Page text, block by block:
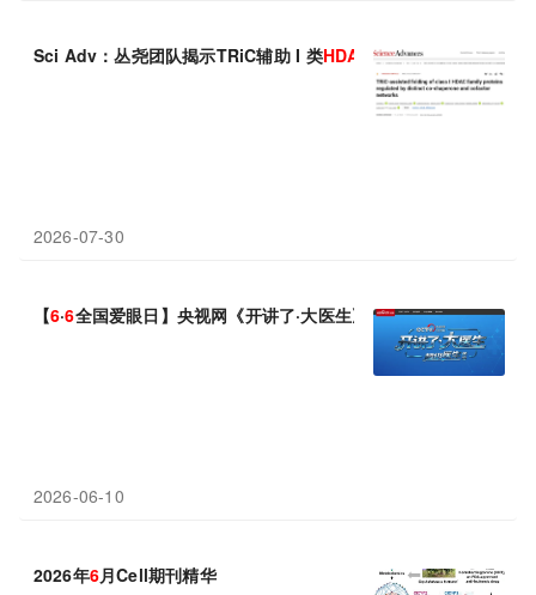
Sci Adv：丛尧团队揭示TRiC辅助 I 类HDAC 家族蛋白折叠的分子
2026-07-30
【6·6全国爱眼日】央视网《开讲了·大医生》硬核集结，守护清晰
2026-06-10
2026年6月Cell期刊精华